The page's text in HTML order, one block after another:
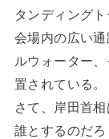
タンディング
会場内の広い
ルウォーター
置されている。
さて、岸田首
誰とするのだ